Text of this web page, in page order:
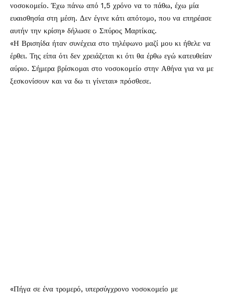
νοσοκομείο. Έχω πάνω από 1,5 χρόνο να το πάθω, έχω μία
ευαισθησία στη μέση. Δεν έγινε κάτι απότομο, που να επηρέασε
αυτήν την κρίση» δήλωσε ο Σπύρος Μαρτίκας.
«Η Βρισηίδα ήταν συνέχεια στο τηλέφωνο μαζί μου κι ήθελε να
έρθει. Της είπα ότι δεν χρειάζεται κι ότι θα έρθω εγώ κατευθείαν
αύριο. Σήμερα βρίσκομαι στο νοσοκομείο στην Αθήνα για να με
ξεσκονίσουν και να δω τι γίνεται» πρόσθεσε.
«Πήγα σε ένα τρομερό, υπερσύγχρονο νοσοκομείο με